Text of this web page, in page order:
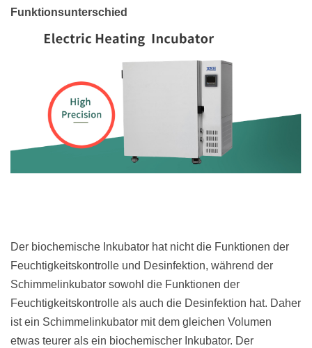
Funktionsunterschied
Der biochemische Inkubator hat nicht die Funktionen der
Feuchtigkeitskontrolle und Desinfektion, während der
Schimmelinkubator sowohl die Funktionen der
Feuchtigkeitskontrolle als auch die Desinfektion hat. Daher
ist ein Schimmelinkubator mit dem gleichen Volumen
etwas teurer als ein biochemischer Inkubator. Der